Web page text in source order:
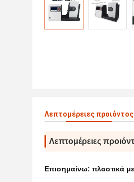
Λεπτομέρειες προιόντος
Λεπτομέρειες
Επισημαίνω: πλαστικά